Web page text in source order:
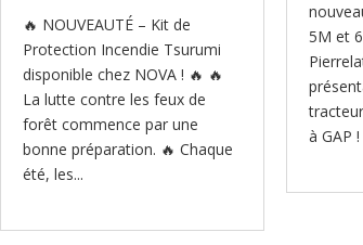
🔥 NOUVEAUTÉ – Kit de
Protection Incendie Tsurumi
disponible chez NOVA ! 🔥 🔥
La lutte contre les feux de
forêt commence par une
bonne préparation. 🔥 Chaque
été, les...
5M et
à GAP !